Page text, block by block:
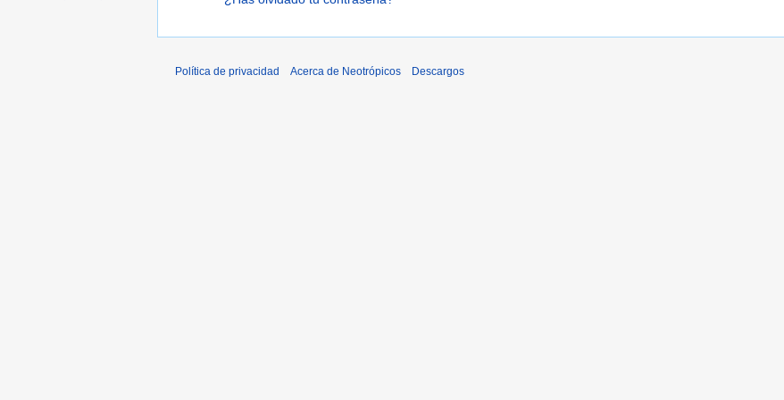
Política de privacidad Acerca de Neotrópicos Descargos